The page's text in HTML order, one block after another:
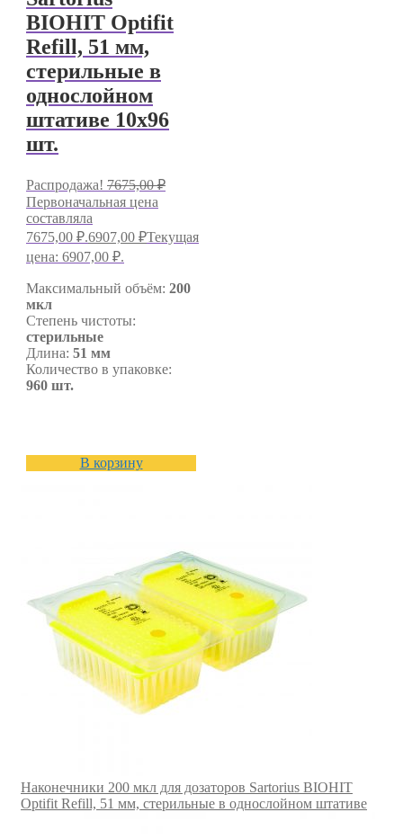
BIOHIT Optifit
Refill, 51 мм,
стерильные в
однослойном
штативе 10х96
шт.
Распродажа! 7675,00₽
Первоначальная цена
составляла
7675,00 ₽.6907,00 ₽Текущая
цена: 6907,00 ₽.
Максимальный объём: 200
мкл
Степень чистоты:
стерильные
Длина: 51 мм
Количество в упаковке:
960 шт.
В корзину
Наконечники 200 мкл для дозаторов Sartorius BIOHIT
Optifit Refill, 51 мм, стерильные в однослойном штативе